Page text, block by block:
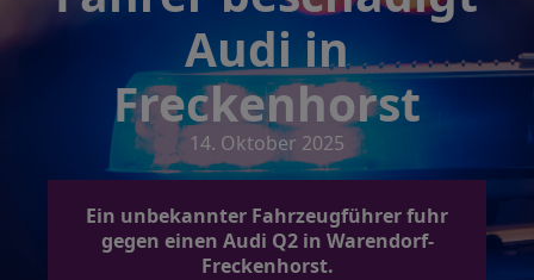
Audi in
Freckenhorst
14. Oktober 2025
Ein unbekannter Fahrzeugführer fuhr
gegen einen Audi Q2 in Warendorf-
Freckenhorst.